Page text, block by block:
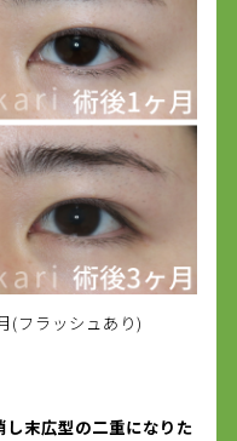
(フラッシュあり)
し末広型の二重になりた